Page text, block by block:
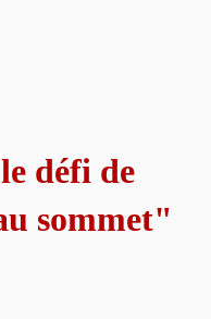
défi de
sommet"